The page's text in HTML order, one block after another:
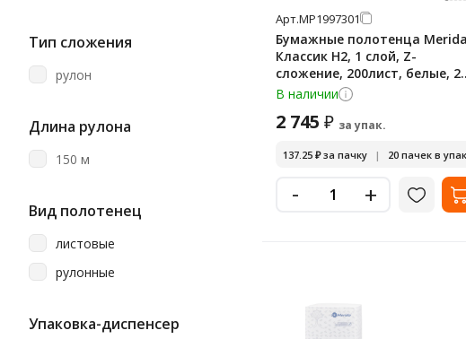
Vclean
Vega
Veiro Home Professional
Veiro Professional
Viva
Zewa
Атма
Лайма
Тип сложения
рулон
Длина рулона
150 м
Вид полотенец
листовые
рулонные
Упаковка-диспенсер
Арт.МР1997301
Бумажные полотенца Merida
Классик H2, 1 слой, Z-
сложение, 200лист, белые, 20
пачек, BP2203
В наличии
2 745 ₽ за упак.
137.25 ₽за пачку | 20 пачек в упак.
- +